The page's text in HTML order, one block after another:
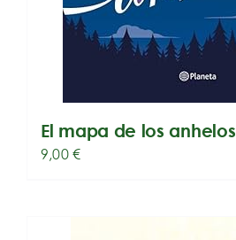
El mapa de los anhelos
9,00€